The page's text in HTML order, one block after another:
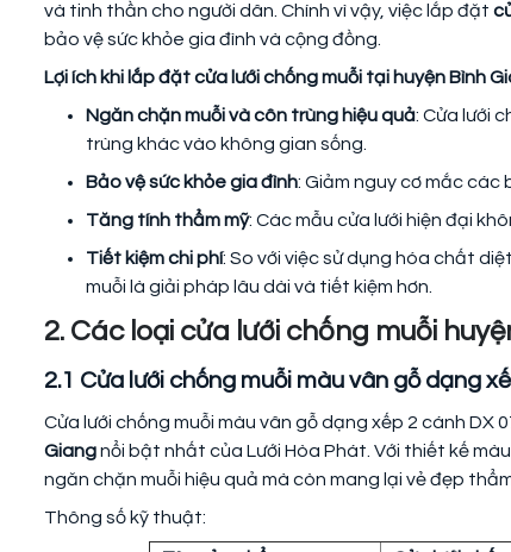
và tinh thần cho người dân. Chính vì vậy, việc lắp đặt
bảo vệ sức khỏe gia đình và cộng đồng.
Lợi ích khi lắp đặt cửa lưới chống muỗi tại huyện Bình
Ngăn chặn muỗi và côn trùng hiệu quả: Cửa lưới
trùng khác vào không gian sống.
Bảo vệ sức khỏe gia đình: Giảm nguy cơ mắc các
Tăng tính thẩm mỹ: Các mẫu cửa lưới hiện đại
Tiết kiệm chi phí: So với việc sử dụng hóa chất
muỗi là giải pháp lâu dài và tiết kiệm hơn.
2. Các loại cửa lưới chống muỗi
2.1 Cửa lưới chống muỗi màu vân gỗ dạng
Cửa lưới chống muỗi màu vân gỗ dạng xếp 2 cánh DX
Giangnổi bật nhất của Lưới Hòa Phát. Với thiết kế
ngăn chặn muỗi hiệu quả mà còn mang lại vẻ đẹp
Thông số kỹ thuật: